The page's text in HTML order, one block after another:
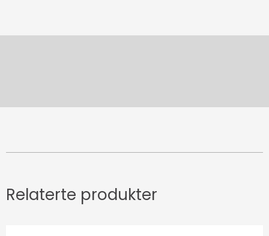
Relaterte produkter